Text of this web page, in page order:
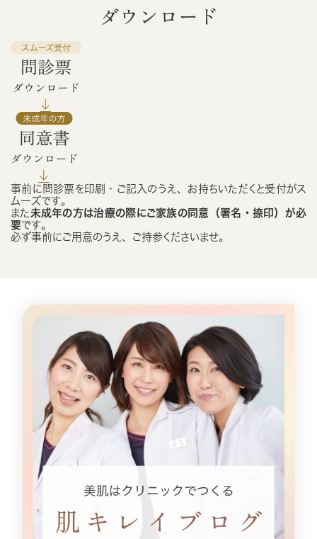
ダウンロード
事前に問診票を印刷・ご記入のうえ、お持ちいただくと受付がス
ムーズです。
また 未成年の方は治療の際にご家族の同意（署名・捺印）が必
要です。
必ず事前にご用意のうえ、ご持参くださいませ。